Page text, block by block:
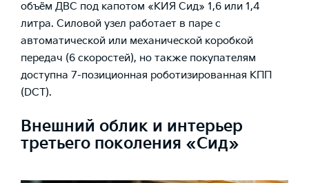
объём ДВС под капотом «КИЯ Сид» 1,6 или 1,4
литра. Силовой узел работает в паре с
автоматической или механической коробкой
передач (6 скоростей), но также покупателям
доступна 7-позиционная роботизированная КПП
(DCT).
Внешний облик и интерьер
третьего поколения «Сид»